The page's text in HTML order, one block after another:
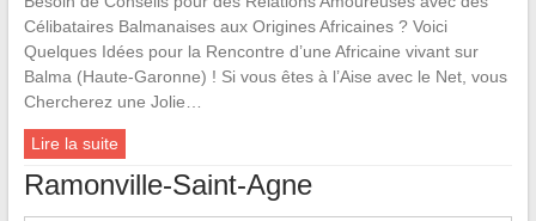
Célibataires Balmanaises aux Origines Africaines ? Voici
Quelques Idées pour la Rencontre d’une Africaine vivant sur
Balma (Haute-Garonne) ! Si vous êtes à l’Aise avec le Net, vous
Chercherez une Jolie…
Lire la suite
Ramonville-Saint-Agne